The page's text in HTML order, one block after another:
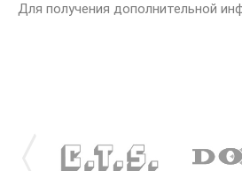
Для получения дополнительной